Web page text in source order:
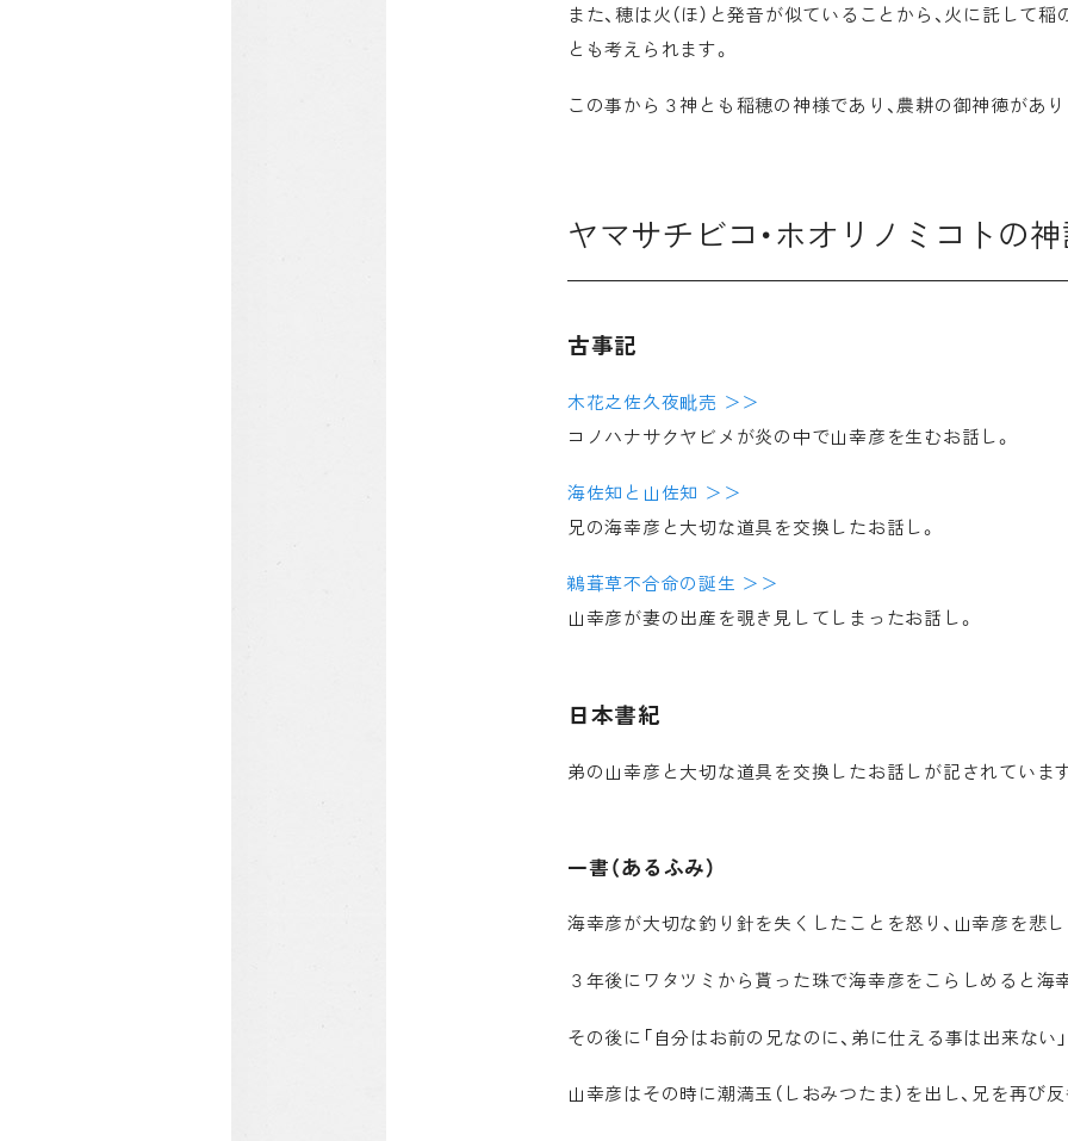
また、穂は火（ほ）と発音が似ていることから、火に託して
とも考えられます。
この事から３神とも稲穂の神様であり、農耕の御神徳があり
ヤマサチビコ・ホオリノミコトの
古事記
木花之佐久夜毗売 ＞＞
コノハナサクヤビメが炎の中で山幸彦を生むお話し。
海佐知と山佐知 ＞＞
兄の海幸彦と大切な道具を交換したお話し。
鵜葺草不合命の誕生 ＞＞
山幸彦が妻の出産を覗き見してしまったお話し。
日本書紀
弟の山幸彦と大切な道具を交換したお話しが記されていま
一書（あるふみ）
海幸彦が大切な釣り針を失くしたことを怒り、山幸彦を悲
３年後にワタツミから貰った珠で海幸彦をこらしめると海
その後に「自分はお前の兄なのに、弟に仕える事は出来ない
山幸彦はその時に潮満玉（しおみつたま）を出し、兄を再び